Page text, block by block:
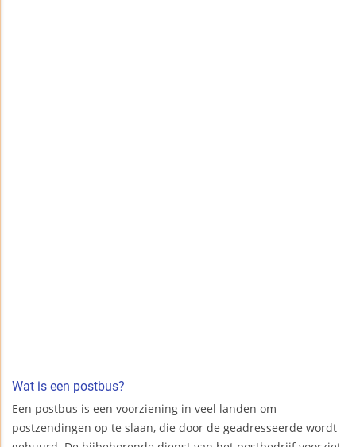
Wat is een postbus?
Een postbus is een voorziening in veel landen om
postzendingen op te slaan, die door de geadresseerde wordt